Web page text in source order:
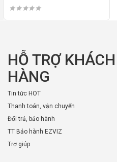
HỖ TRỢ KHÁCH
HÀNG
Tin tức HOT
Thanh toán, vận chuyển
Đổi trả, bảo hành
TT Bảo hành EZVIZ
Trợ giúp